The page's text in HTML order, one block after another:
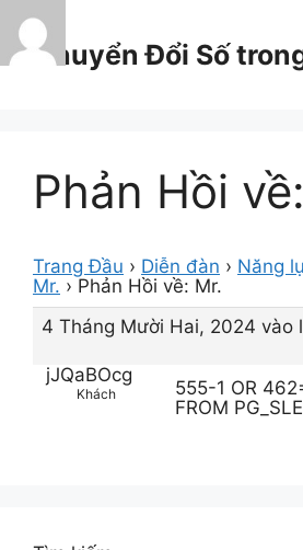
Chuyển
đến
nội
Chuyển Đổi Số
Phản Hồi
Trang Đầu › Diễn đàn › Năng
Mr. › Phản Hồi về: Mr.
4 Tháng Mười Hai, 2024 vào
jJQaBOcg
Khách
555-1 OR
FROM